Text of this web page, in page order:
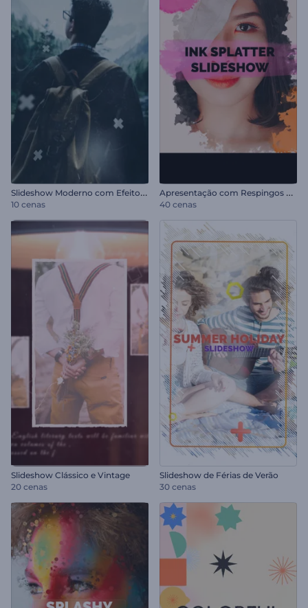
S
lideshow Moderno com Efeito Parallax
10 cenas
A
presentação com Respingos de Tinta
40 cenas
Slideshow Clássico e Vintage
20 cenas
Slideshow de Férias de Verão
30 cenas